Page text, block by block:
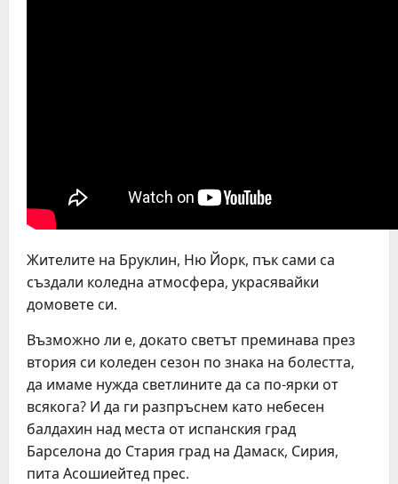
Жителите на Бруклин, Ню Йорк, пък сами са
създали коледна атмосфера, украсявайки
домовете си.
Възможно ли е, докато светът преминава през
втория си коледен сезон по знака на болестта,
да имаме нужда светлините да са по-ярки от
всякога? И да ги разпръснем като небесен
балдахин над места от испанския град
Барселона до Стария град на Дамаск, Сирия,
пита Асошиейтед прес.